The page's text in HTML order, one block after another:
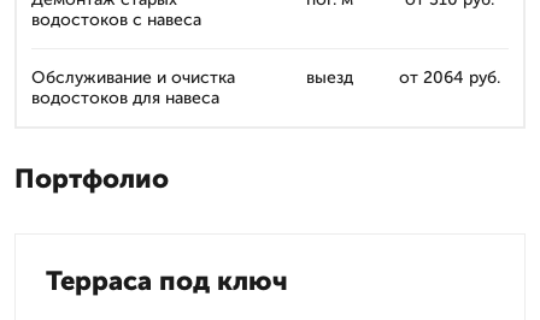
водостоков с навеса
Обслуживание и очистка
водостоков для навеса
выезд от 2064 руб.
Портфолио
Терраса под ключ